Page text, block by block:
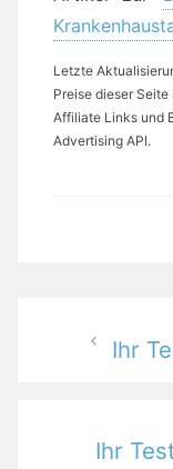
Letzte
Preise dieser Seite
Affiliate Links und
Advertising API.
Ihr
Ihr